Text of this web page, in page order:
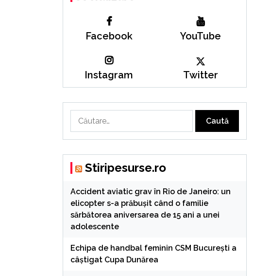
Facebook YouTube
Instagram Twitter
după:
Stiripesurse.ro
Accident aviatic grav în Rio de Janeiro: un
elicopter s-a prăbușit când o familie
sărbătorea aniversarea de 15 ani a unei
adolescente
Echipa de handbal feminin CSM Bucureşti a
câştigat Cupa Dunărea